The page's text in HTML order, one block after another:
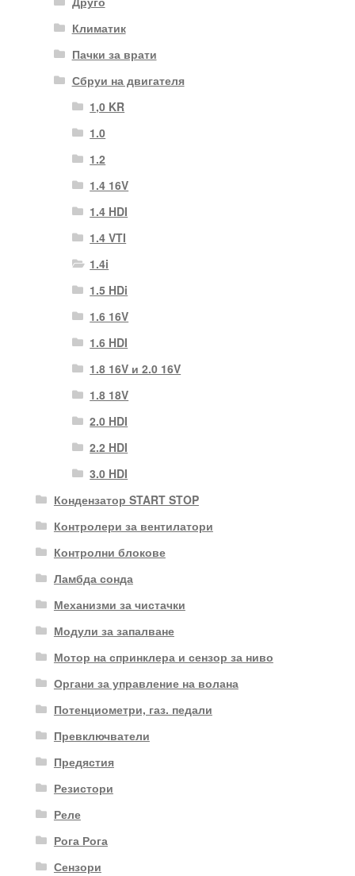
Климатик
Пачки за врати
Сбруи на двигателя
1,0 KR
1.0
1.2
1.4 16V
1.4 HDI
1.4 VTI
1.4i
1.5 HDi
1.6 16V
1.6 HDI
1.8 16V и 2.0 16V
1.8 18V
2.0 HDI
2.2 HDI
3.0 HDI
Кондензатор START STOP
Контролери за вентилатори
Контролни блокове
Ламбда сонда
Механизми за чистачки
Модули за запалване
Мотор на спринклера и сензор за ниво
Органи за управление на волана
Потенциометри, газ. педали
Превключватели
Предястия
Резистори
Реле
Рога Рога
Сензори